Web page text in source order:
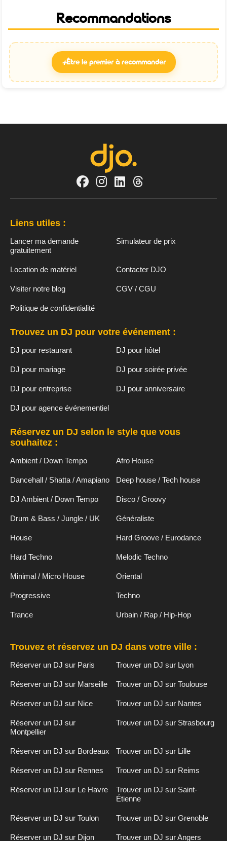
Recommandations
+Être le premier à recommander
Liens utiles :
Lancer ma demande
gratuitement
Simulateur de prix
Location de matériel Contacter DJO
Visiter notre blog CGV / CGU
Politique de confidentialité
Trouvez un DJ pour votre événement :
DJ pour restaurant DJ pour hôtel
DJ pour mariage DJ pour soirée privée
DJ pour entreprise DJ pour anniversaire
DJ pour agence événementiel
Réservez un DJ selon le style que vous
souhaitez :
Ambient / Down Tempo Afro House
Dancehall / Shatta / Amapiano Deep house / Tech house
DJ Ambient / Down Tempo Disco / Groovy
Drum & Bass / Jungle / UK Généraliste
House Hard Groove / Eurodance
Hard Techno Melodic Techno
Minimal / Micro House Oriental
Progressive Techno
Trance Urbain / Rap / Hip-Hop
Trouvez et réservez un DJ dans votre ville :
Réserver un DJ sur Paris Trouver un DJ sur Lyon
Réserver un DJ sur Marseille Trouver un DJ sur Toulouse
Réserver un DJ sur Nice Trouver un DJ sur Nantes
Réserver un DJ sur
Montpellier
Trouver un DJ sur Strasbourg
Réserver un DJ sur Bordeaux Trouver un DJ sur Lille
Réserver un DJ sur Rennes Trouver un DJ sur Reims
Réserver un DJ sur Le Havre
Trouver un DJ sur Saint-
Étienne
Réserver un DJ sur Toulon Trouver un DJ sur Grenoble
Réserver un DJ sur Dijon Trouver un DJ sur Angers